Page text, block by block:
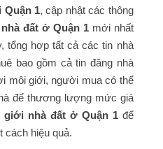
Quận 1, cập nhật các thông
đất ở Quận 1mới nhất
tổng hợp tất cả các tin nhà
bao gồm cả tin đăng nhà
môi giới, người mua có thể
để thương lượng mức giá
giới nhà đất ở Quận 1để
hiệu quả.